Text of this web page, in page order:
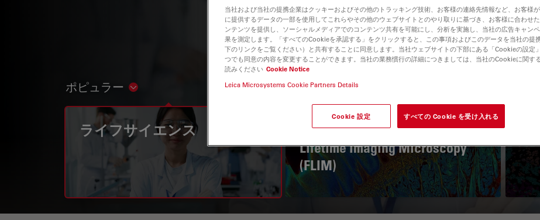
ポピュラー Show subnavigation
ライフサイエンス
A Guide to Fluorescence
Lifetime Imaging Microscopy
(FLIM)
A
当社および当社の提携企業はクッキーおよびその他のトラッキング技術、お客様の連絡先情報など、お客様
に提供するデータの一部を使用してこれらやその他のウェブサイトとのやり取りに基づき、お客様に合わせ
ンテンツを提供し、ソーシャルメディアでのコンテンツ共有を可能にし、分析を実施し、当社の広告キャン
果を測定します。「すべてのCookieを承認する」をクリックすると、この事項およびこのデータを当社の提
下のリンクをご覧ください）と共有することに同意します。当社ウェブサイトの下部にある「Cookieの設定
つでも同意の内容を変更することができます。当社の業務慣行の詳細につきましては、当社のCookieに関す
読みください Cookie Notice
Leica Microsystems Cookie Partners Details
Cookie 設定 すべての Cookie を受け入れる